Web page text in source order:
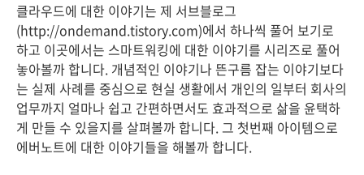
클라우드에 대한 이야기는 제 서브블로그
(http://ondemand.tistory.com)에서 하나씩 풀어 보기로
하고 이곳에서는 스마트워킹에 대한 이야기를 시리즈로 풀어
놓아볼까 합니다. 개념적인 이야기나 뜬구름 잡는 이야기보다
는 실제 사례를 중심으로 현실 생활에서 개인의 일부터 회사의
업무까지 얼마나 쉽고 간편하면서도 효과적으로 삶을 윤택하
게 만들 수 있을지를 살펴볼까 합니다. 그 첫번째 아이템으로
에버노트에 대한 이야기들을 해볼까 합니다.